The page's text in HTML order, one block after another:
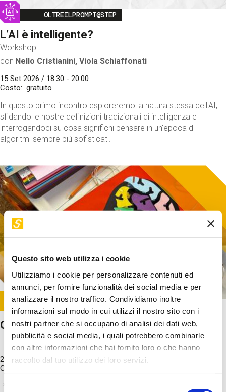
Questo sito web utilizza i cookie
Utilizziamo i cookie per personalizzare contenuti ed
annunci, per fornire funzionalità dei social media e per
analizzare il nostro traffico. Condividiamo inoltre
informazioni sul modo in cui utilizzi il nostro sito con i
nostri partner che si occupano di analisi dei dati web,
pubblicità e social media, i quali potrebbero combinarle
con altre informazioni che hai fornito loro o che hanno
raccolto dal tuo utilizzo dei loro servizi.
Selezione
Image
OLTREILPROMPT@STEP
L’AI è intelligente?
Workshop
con Nello Cristianini, Viola Schiaffonati
15 Set 2026 / 18:30 - 20:00
Costo
gratuito
In questo primo incontro esploreremo la natura stessa dell'AI,
sfidando le nostre definizioni tradizionali di intelligenza e
interrogandoci su cosa significhi pensare in un'epoca di
algoritmi sempre più sofisticati.
Image
SUNDAY@STEP
Come funziona il cervello?
Laboratorio
20 Set 2026 / 11:15 - 13:00
Costo
Proveremo a costruire un cervello in cartoncino cercando di